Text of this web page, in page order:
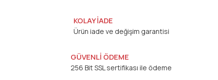
KOLAY İADE
Ürün iade ve değişim garantisi
GÜVENLİ ÖDEME
256 Bit SSL sertifikası ile ödeme